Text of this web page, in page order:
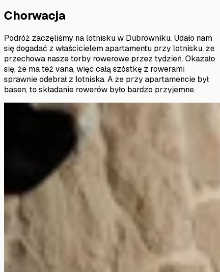
Chorwacja
Podróż zaczęliśmy na lotnisku w Dubrowniku. Udało nam
się dogadać z właścicielem apartamentu przy lotnisku, że
przechowa nasze torby rowerowe przez tydzień. Okazało
się, że ma też vana, więc całą szóstkę z rowerami
sprawnie odebrał z lotniska. A że przy apartamencie był
basen, to składanie rowerów było bardzo przyjemne.